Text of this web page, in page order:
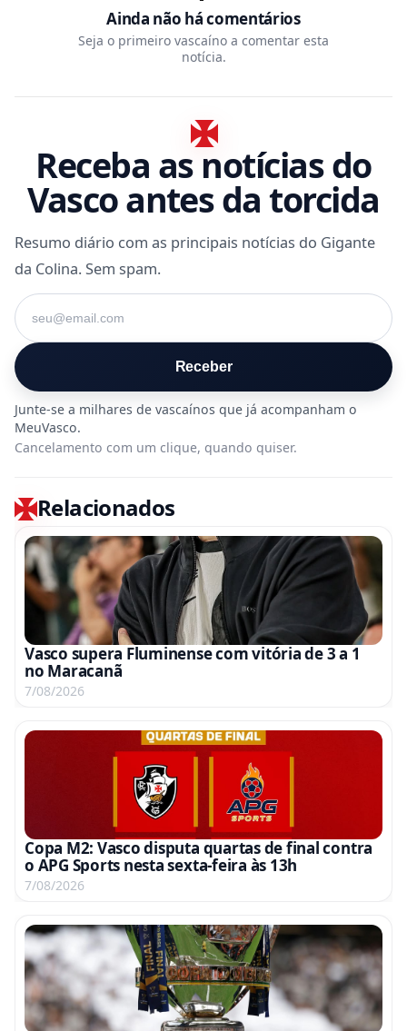
Ainda não há comentários
Seja o primeiro vascaíno a comentar esta
notícia.
Receba as notícias do
Vasco antes da torcida
Resumo diário com as principais notícias do Gigante
da Colina. Sem spam.
Seu e-mail
Receber
Cancelamento com um clique, quando quiser.
Relacionados
Vasco supera Fluminense com vitória de 3 a 1
no Maracanã
7/08/2026
Copa M2: Vasco disputa quartas de final contra
o APG Sports nesta sexta-feira às 13h
7/08/2026